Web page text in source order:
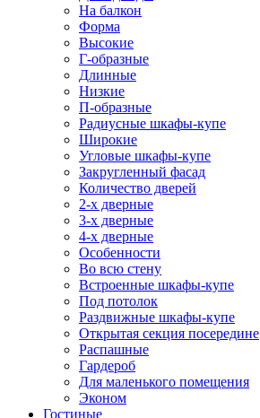
На балкон
Форма
Высокие
Г-образные
Длинные
Низкие
П-образные
Радиусные шкафы-купе
Широкие
Угловые шкафы-купе
Закругленный фасад
Количество дверей
2-х дверные
3-х дверные
4-х дверные
Особенности
Во всю стену
Встроенные шкафы-купе
Под потолок
Раздвижные шкафы-купе
Открытая секция посередине
Распашные
Гардероб
Для маленького помещения
Эконом
Гостиные